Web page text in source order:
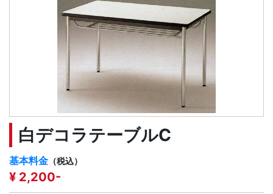
白デコラテーブルC
基本料金 （税込）
¥ 2,200-